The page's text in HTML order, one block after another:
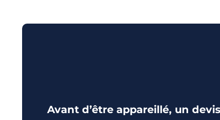
Avant d’être appareillé, un